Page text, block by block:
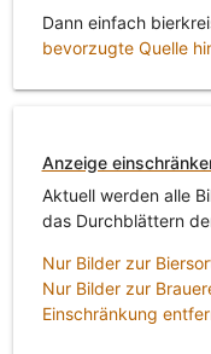
Dann einfach
bevorzugte Quelle
Anzeige
Aktuell werden alle
das Durchblättern
Nur Bilder zur
Nur Bilder zur
Einschränkung